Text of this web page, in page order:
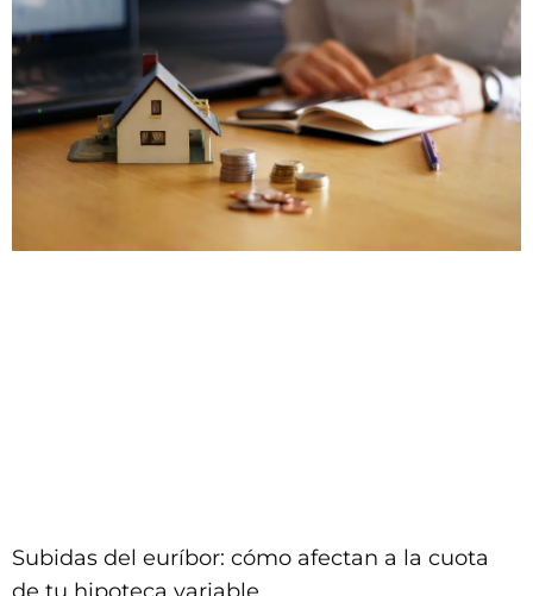
Subidas del euríbor: cómo afectan a la cuota